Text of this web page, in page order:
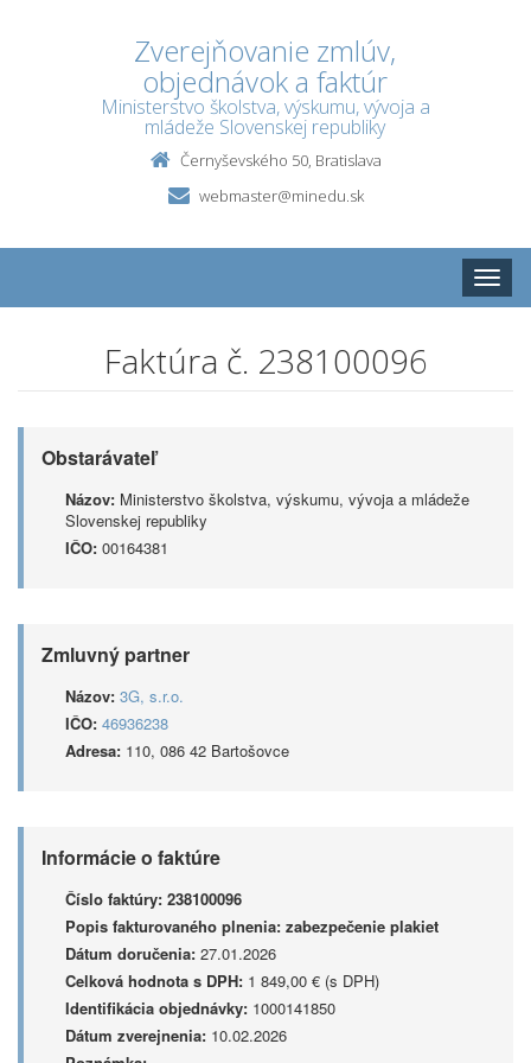
Zverejňovanie zmlúv,
objednávok a faktúr
Ministerstvo školstva, výskumu, vývoja a
mládeže Slovenskej republiky
Černyševského 50, Bratislava
webmaster@minedu.sk
Toggle
Faktúra č. 238100096
Obstarávateľ
Názov: Ministerstvo školstva, výskumu, vývoja a mládeže
Slovenskej republiky
IČO: 00164381
Zmluvný partner
Názov: 3G, s.r.o.
IČO: 46936238
Adresa: 110, 086 42 Bartošovce
Informácie o faktúre
Číslo faktúry: 238100096
Popis fakturovaného plnenia: zabezpečenie plakiet
Dátum doručenia: 27.01.2026
Celková hodnota s DPH: 1 849,00 € (s DPH)
Identifikácia objednávky: 1000141850
Dátum zverejnenia: 10.02.2026